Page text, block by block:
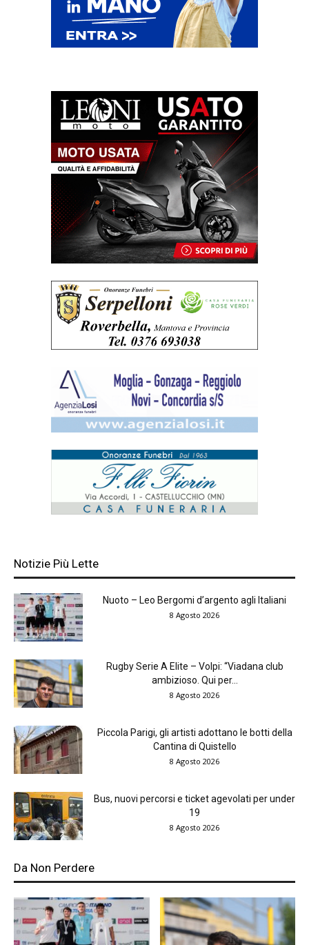
Notizie Più Lette
Nuoto – Leo Bergomi d’argento agli Italiani
8 Agosto 2026
Rugby Serie A Elite – Volpi: “Viadana club
ambizioso. Qui per...
8 Agosto 2026
Piccola Parigi, gli artisti adottano le botti della
Cantina di Quistello
8 Agosto 2026
Bus, nuovi percorsi e ticket agevolati per under
19
8 Agosto 2026
Da Non Perdere